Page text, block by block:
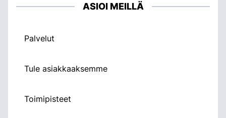
ASIOI MEILLÄ
Palvelut
Tule asiakkaaksemme
Toimipisteet